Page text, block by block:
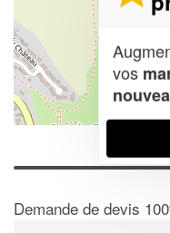
Leaflet|
Demande de devis
vos